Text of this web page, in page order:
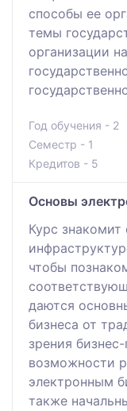
способы ее
темы
организации
Год обучения - 2
Семестр - 1
Кредитов - 5
Основы
Курс
чтобы
даются
бизнеса от
зрения
возможности
электронным
также